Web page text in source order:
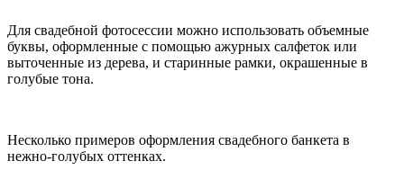
Для свадебной фотосессии можно использовать объемные
буквы, оформленные с помощью ажурных салфеток или
выточенные из дерева, и старинные рамки, окрашенные в
голубые тона.
Несколько примеров оформления свадебного банкета в
нежно-голубых оттенках.